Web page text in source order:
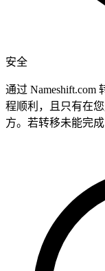
安全
通过
程顺利，且只有在
方。若转移未能完